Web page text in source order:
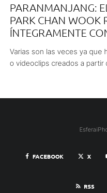
PARANMANJANG:
PARK CHAN WOOK
ÍNTEGRAMENTE
Varias son las veces ya que
o videoclips creados a partir
FACEBOOK X
RSS